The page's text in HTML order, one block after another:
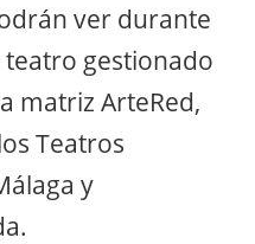
ver durante
gestionado
matriz ArteRed,
Teatros
y